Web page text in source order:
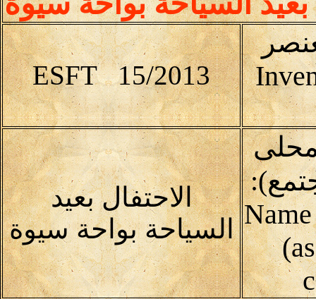
ESFT 15/2013
الاحتفال بعيد
السياحة بواحة سيوة